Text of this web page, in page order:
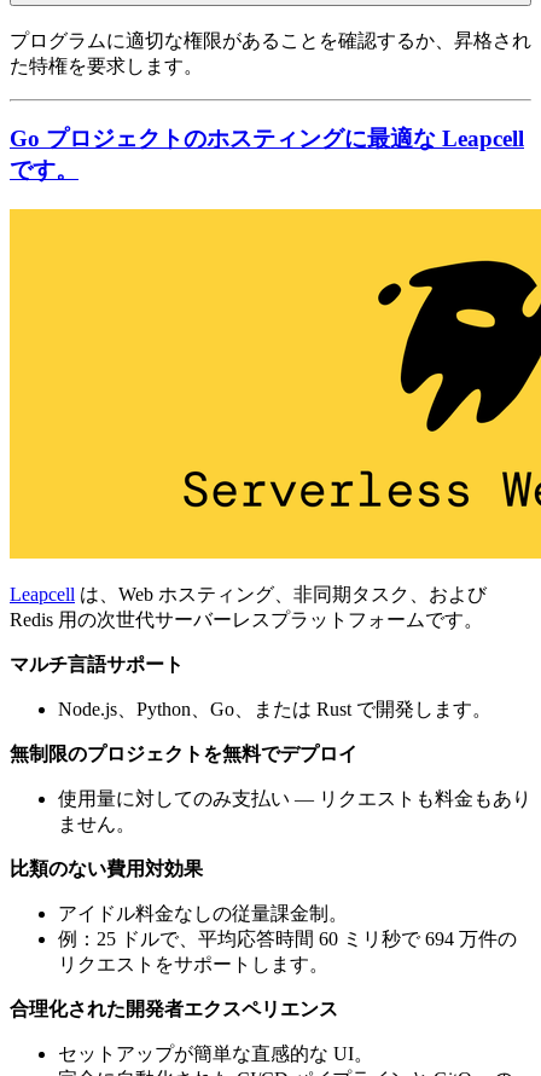
プログラムに適切な権限があることを確認するか、昇格され
た特権を要求します。
Go プロジェクトのホスティングに最適な Leapcell
です。
Leapcell は、Web ホスティング、非同期タスク、および
Redis 用の次世代サーバーレスプラットフォームです。
マルチ言語サポート
Node.js、Python、Go、または Rust で開発します。
無制限のプロジェクトを無料でデプロイ
使用量に対してのみ支払い — リクエストも料金もあり
ません。
比類のない費用対効果
アイドル料金なしの従量課金制。
例：25 ドルで、平均応答時間 60 ミリ秒で 694 万件の
リクエストをサポートします。
合理化された開発者エクスペリエンス
セットアップが簡単な直感的な UI。